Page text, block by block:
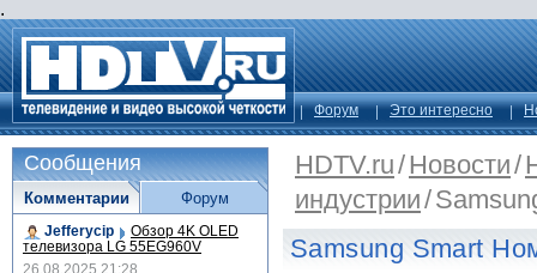
.
Форум Это интересно
HDTV.ru/Новости/
индустрии/
Samsung Smart
Сообщения
Комментарии
Jefferycip Обзор 4K OLED
телевизора LG 55EG960V
26.08.2025 21:28
Форум